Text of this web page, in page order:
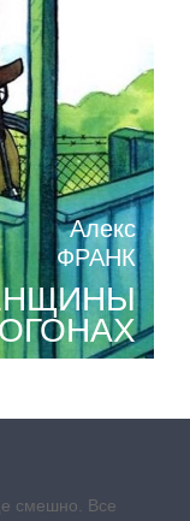
Алекс
ФРАНК
смешно. Все